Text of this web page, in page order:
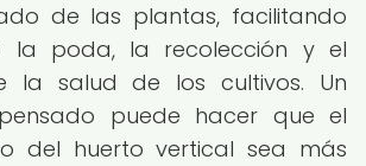
de las plantas, facilitando
la poda, la recolección y el
la salud de los cultivos. Un
puede hacer que el
del huerto vertical sea más